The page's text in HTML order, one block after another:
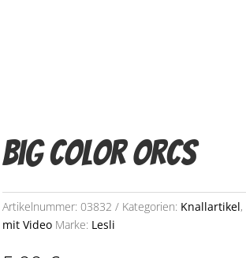
Big Color Orcs
Artikelnummer: 03832 Kategorien: Knallartikel,
mit Video Marke: Lesli